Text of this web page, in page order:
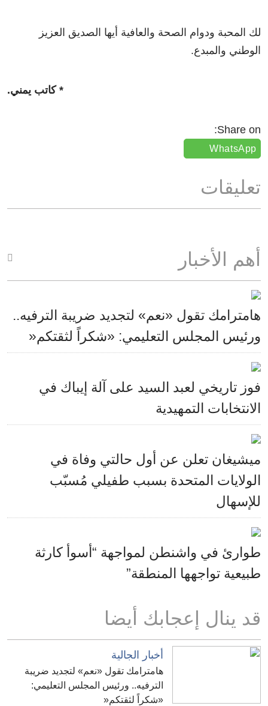
لك المحبة ودوام الصحة والعافية أيها الصديق العزيز
الوطني والمبدع.
* كاتب يمني.
Share on:
WhatsApp
تعليقات
أهم الأخبار
هامترامك تقول «نعم» لتجديد ضريبة الترفيه..
ورئيس المجلس التعليمي: «شكراً لثقتكم«
فوز تاريخي لعبد السيد على آلة إيباك في
الانتخابات التمهيدية
ميشيغان تعلن عن أول حالتي وفاة في
الولايات المتحدة بسبب طفيلي مُسبّب
للإسهال
طوارئ في واشنطن لمواجهة “أسوأ كارثة
طبيعية تواجهها المنطقة”
قد ينال إعجابك أيضا
أخبار الجالية
هامترامك تقول «نعم» لتجديد ضريبة
الترفيه.. ورئيس المجلس التعليمي:
«شكراً لثقتكم«